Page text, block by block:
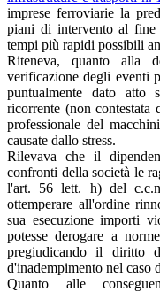
imprese ferroviarie la
piani di intervento al fine
tempi più rapidi possibili
Riteneva, quanto alla
verificazione degli eventi
puntualmente dato atto
ricorrente (non contestata
professionale del
causate dallo stress.
Rilevava che il
confronti della società le
l'art. 56 lett. h) del
ottemperare all'ordine
sua esecuzione importi
potesse derogare a
pregiudicando il diritto
d'inadempimento nel caso
Quanto alle